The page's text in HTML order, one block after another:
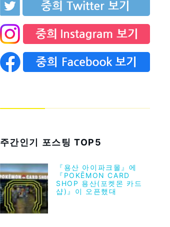
주간인기 포스팅 TOP5
『용산 아이파크몰』에
『POKĒMON CARD
SHOP 용산(포켓몬 카드
샵)』이 오픈했대